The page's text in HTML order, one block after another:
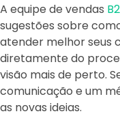
A equipe de vendas
sugestões sobre
atender melhor seus
diretamente do
visão mais de perto.
comunicação e um
as novas ideias.